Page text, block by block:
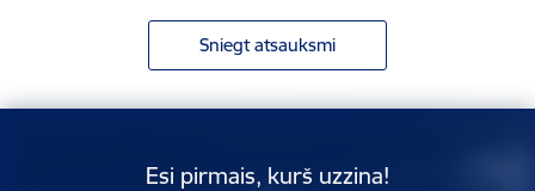
Sniegt atsauksmi
Esi pirmais, kurš uzzina!